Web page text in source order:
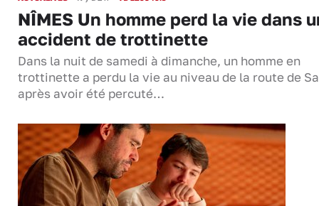
NÎMES Un homme perd la vie dans
accident de trottinette
Dans la nuit de samedi à dimanche, un homme en
trottinette a perdu la vie au niveau de la route de
après avoir été percuté…